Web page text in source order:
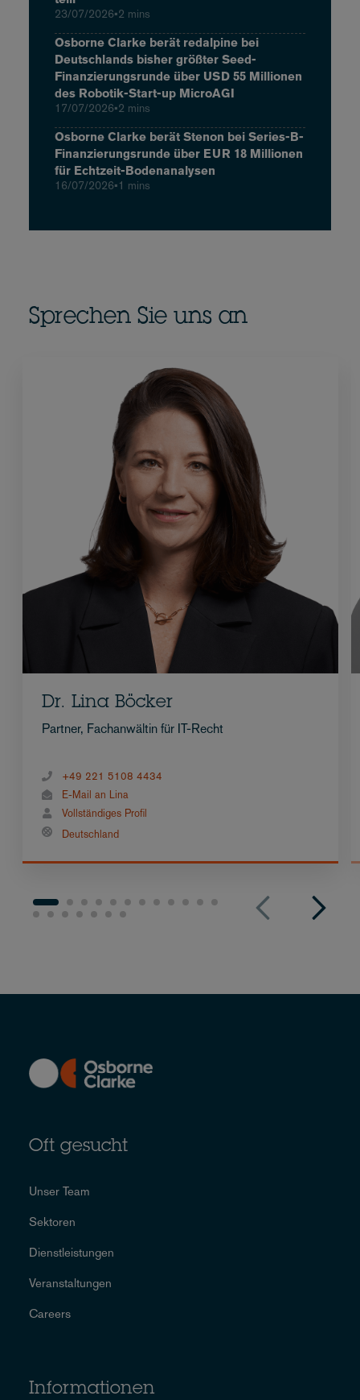
23/07/2026•2 mins
Osborne Clarke berät redalpine bei
Deutschlands bisher größter Seed-
Finanzierungsrunde über USD 55 Millionen
des Robotik-Start-up MicroAGI
17/07/2026•2 mins
Osborne Clarke berät Stenon bei Series-B-
Finanzierungsrunde über EUR 18 Millionen
für Echtzeit-Bodenanalysen
16/07/2026•1 mins
Sprechen Sie uns an
Dr. Lina Böcker
Partner, Fachanwältin für IT-Recht
+49 221 5108 4434
E-Mail an Lina
Vollständiges Profil
Deutschland
Oft gesucht
Unser Team
Sektoren
Dienstleistungen
Veranstaltungen
Careers
Informationen